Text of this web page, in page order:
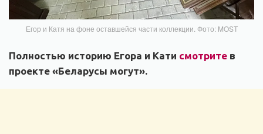
Егор и Катя на фоне оставшейся части коллекции. Фото: MOST
Полностью историю Егора и Кати смотрите в
проекте «Беларусы могут».